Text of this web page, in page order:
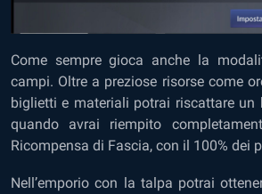
Come sempre gioca anche la
campi. Oltre a preziose risorse come
biglietti e materiali potrai riscattare un
quando avrai riempito
Ricompensa di Fascia, con il 100% dei
Nell’emporio con la talpa potrai